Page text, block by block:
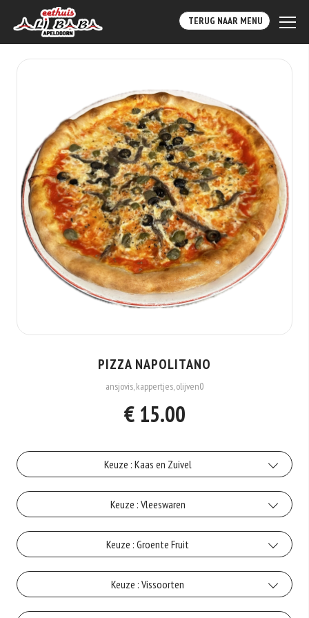
TERUG NAAR MENU
PIZZA NAPOLITANO
ansjovis, kappertjes, olijven0
€ 15.00
Keuze : Kaas en Zuivel
+€1.00
Gorgonzola
+€1.50
Mozzarella
Keuze : Vleeswaren
Gehakt
+€2.50
Ham
Keuze : Groente Fruit
Artisjok
+€1.00
Keuze : Vissoorten